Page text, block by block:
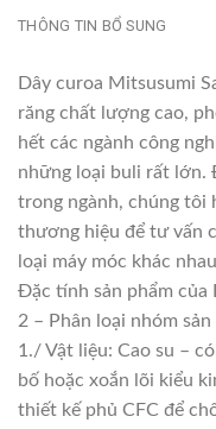
THÔNG TIN BỔ SUNG
Dây curoa Mitsusumi
răng chất lượng cao,
hết các ngành công
những loại buli rất lớn.
trong ngành, chúng tôi
thương hiệu để tư vấn
loại máy móc khác
Đặc tính sản phẩm của
2 – Phân loại nhóm
1./ Vật liệu: Cao su –
bố hoặc xoắn lõi kiểu
thiết kế phủ CFC để